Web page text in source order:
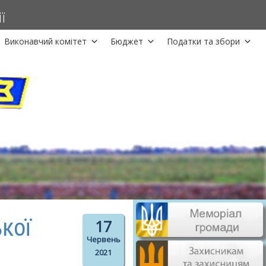
Виконавчий комітет Бюджет Податки та збори
17
Червень
2021